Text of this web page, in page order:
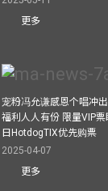
更多
宠粉冯允谦感恩个唱冲
福利人人有份 限量VIP
日HotdogTIX优先购票
2025-04-07
更多